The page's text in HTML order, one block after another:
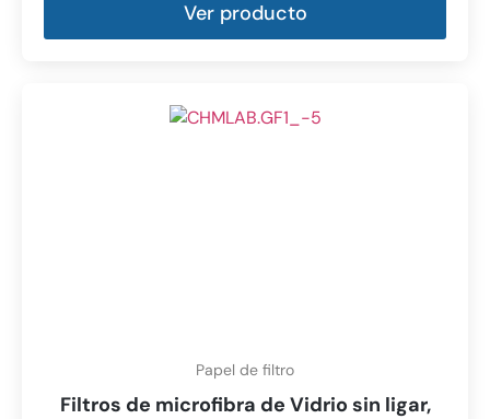
Ver producto
Papel de filtro
Filtros de microfibra de Vidrio sin ligar,